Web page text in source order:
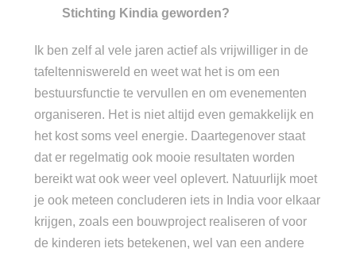
Stichting Kindia geworden?
Ik ben zelf al vele jaren actief als vrijwilliger in de
tafeltenniswereld en weet wat het is om een
bestuursfunctie te vervullen en om evenementen
organiseren. Het is niet altijd even gemakkelijk en
het kost soms veel energie. Daartegenover staat
dat er regelmatig ook mooie resultaten worden
bereikt wat ook weer veel oplevert. Natuurlijk moet
je ook meteen concluderen iets in India voor elkaar
krijgen, zoals een bouwproject realiseren of voor
de kinderen iets betekenen, wel van een andere